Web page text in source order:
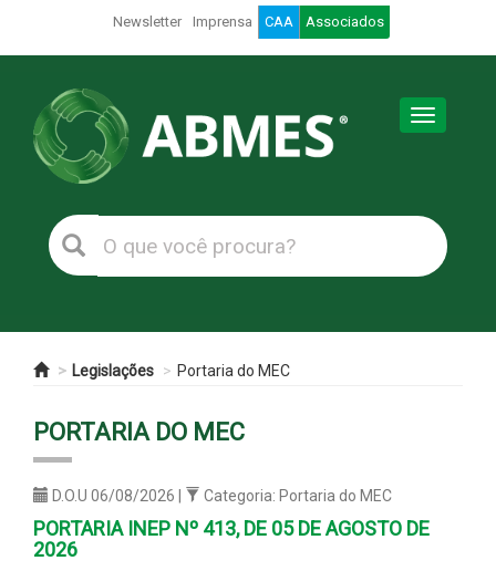
Newsletter Imprensa CAA Associados
Toggle
Legislações Portaria do MEC
PORTARIA DO MEC
D.O.U 06/08/2026 | Categoria: Portaria do MEC
PORTARIA INEP Nº 413, DE 05 DE AGOSTO DE
2026